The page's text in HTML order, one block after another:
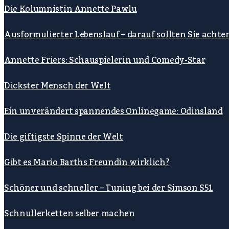
Die Kolumnistin Annette Pawlu
Ausformulierter Lebenslauf – darauf sollten Sie
Annette Friers: Schauspielerin und Comedy-Star
Dickster Mensch der Welt
Ein unverändert spannendes Onlinegame: Odinsland
Die giftigste Spinne der Welt
Gibt es Mario Barths Freundin wirklich?
Schöner und schneller – Tuning bei der Simson S51
Schnullerketten selber machen